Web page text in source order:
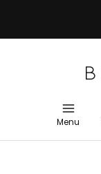
Menu